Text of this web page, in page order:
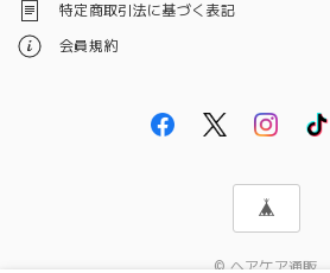
特定商取引法に基づく表記
会員規約
© ヘアケア通販